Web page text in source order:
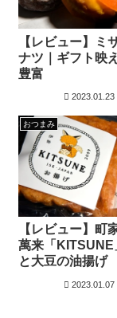
【レビュー】ミ
ナツ｜ギフト映
豊富
2023.01.23
おつまみ
【レビュー】町
萬来「KITSUNE
と大豆の油揚げ
2023.01.07